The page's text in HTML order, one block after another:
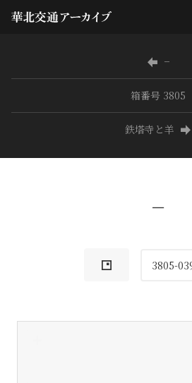
−
箱番号 3805
鉄塔寺と羊
−
3805-